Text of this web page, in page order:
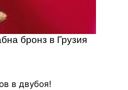
бронз в Грузия
в двубоя!